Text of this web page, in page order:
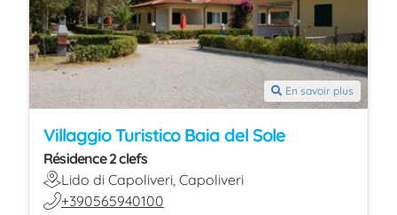
En savoir plus
Villaggio Turistico Baia del Sole
Résidence 2 clefs
Lido di Capoliveri, Capoliveri
+390565940100